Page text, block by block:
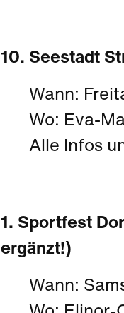
10. Seestadt
Wann:
Wo: Eva-
Alle Infos
1. Sportfest
ergänzt!)
Wann: